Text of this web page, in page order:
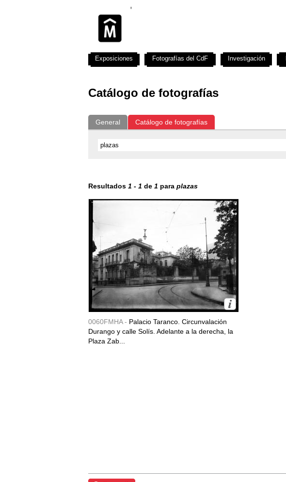
Catálogo de fotografías
General Catálogo de fotografías
Resultados 1 - 1 de 1 para plazas
0060FMHA - Palacio Taranco. Circunvalación
Durango y calle Solís. Adelante a la derecha, la
Plaza Zab...
Exposiciones Fotografías del CdF Investigación